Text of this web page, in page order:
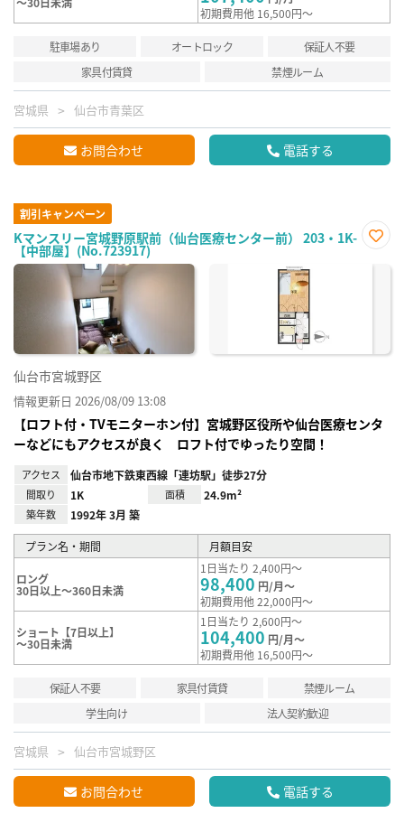
初期費用他 16,500円～
駐車場あり オートロック
保証人不要
家具付賃貸
禁煙ルーム
宮城県 仙台市青葉区
お問合わせ 電話する
割引キャンペーン
Kマンスリー宮城野原駅前（仙台医療センター前） 203・1K-
【中部屋】(No.723917)
に入
仙台市宮城野区
情報更新日 2026/08/09 13:08
【ロフト付・TVモニターホン付】宮城野区役所や仙台医療センタ
ーなどにもアクセスが良く ロフト付でゆったり空間！
アクセス 仙台市地下鉄東西線「連坊駅」徒歩27分
間取り 1K 面積 24.9m²
築年数 1992年 3月 築
プラン名・期間 月額目安
ロング
30日以上～360日未満
1日当たり 2,400円～
98,400 円/月～
初期費用他 22,000円～
ショート【7日以上】
～30日未満
1日当たり 2,600円～
104,400 円/月～
初期費用他 16,500円～
保証人不要 家具付賃貸
禁煙ルーム
学生向け
法人契約歓迎
宮城県 仙台市宮城野区
お問合わせ 電話する